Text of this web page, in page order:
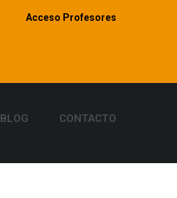
Acceso Profesores
BLOG CONTACTO